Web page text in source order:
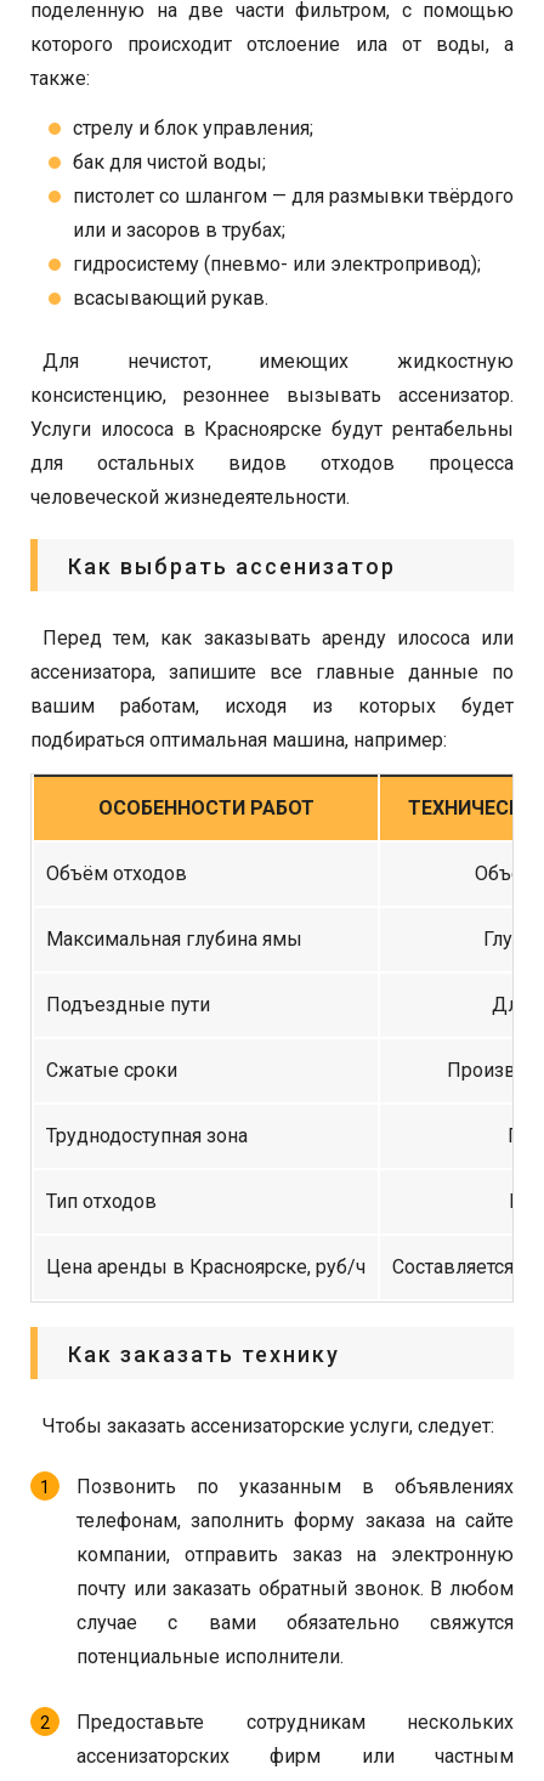
поделенную на две части фильтром, с помощью
которого происходит отслоение ила от воды, а
также:
стрелу и блок управления;
бак для чистой воды;
пистолет со шлангом — для размывки твёрдого
или и засоров в трубах;
гидросистему (пневмо- или электропривод);
всасывающий рукав.
Для нечистот, имеющих жидкостную
консистенцию, резоннее вызывать ассенизатор.
Услуги илососа в Красноярске будут рентабельны
для остальных видов отходов процесса
человеческой жизнедеятельности.
Как выбрать ассенизатор
Перед тем, как заказывать аренду илососа или
ассенизатора, запишите все главные данные по
вашим работам, исходя из которых будет
подбираться оптимальная машина, например:
ОСОБЕННОСТИ РАБОТ
Объём отходов Объём
Максимальная глубина ямы
Подъездные пути
Сжатые сроки
Труднодоступная зона
Тип отходов
Цена аренды в Красноярске, руб/ч Составляется
Как заказать технику
Чтобы заказать ассенизаторские услуги, следует:
Позвонить по указанным в объявлениях
телефонам, заполнить форму заказа на сайте
компании, отправить заказ на электронную
почту или заказать обратный звонок. В любом
случае с вами обязательно свяжутся
потенциальные исполнители.
Предоставьте сотрудникам нескольких
ассенизаторских фирм или частным